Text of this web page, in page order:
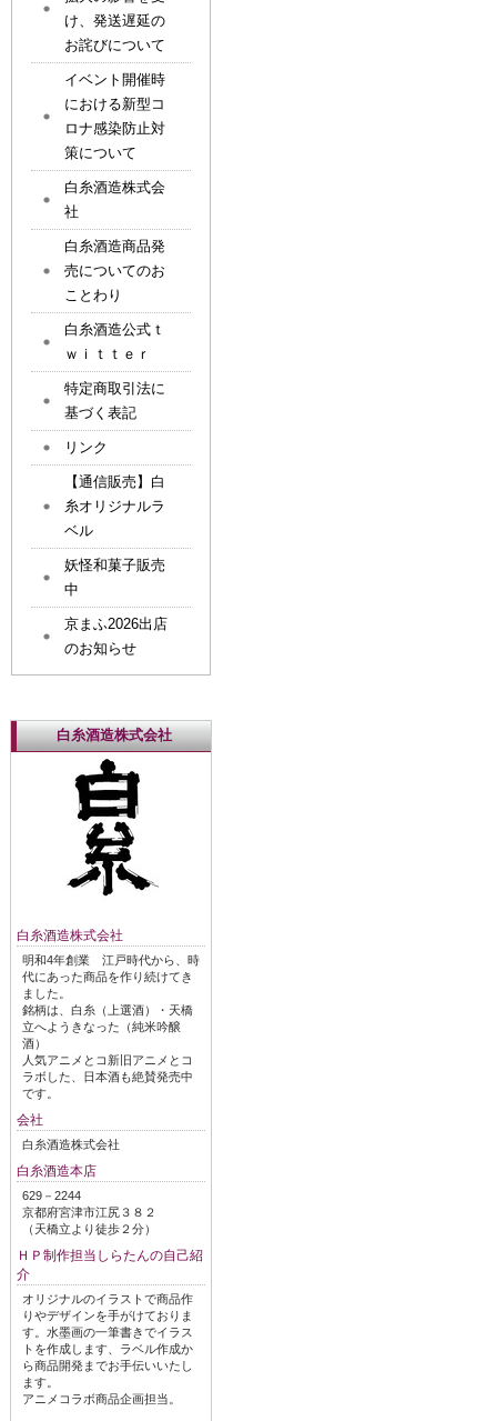
け、発送遅延の
お詫びについて
イベント開催時
における新型コ
ロナ感染防止対
策について
白糸酒造株式会
社
白糸酒造商品発
売についてのお
ことわり
白糸酒造公式ｔ
ｗｉｔｔｅｒ
特定商取引法に
基づく表記
リンク
【通信販売】白
糸オリジナルラ
ベル
妖怪和菓子販売
中
京まふ2026出店
のお知らせ
白糸酒造株式会社
白糸酒造株式会社
明和4年創業 江戸時代から、時
代にあった商品を作り続けてき
ました。
銘柄は、白糸（上選酒）・天橋
立へようきなった（純米吟醸
酒）
人気アニメとコ新旧アニメとコ
ラボした、日本酒も絶賛発売中
です。
会社
白糸酒造株式会社
白糸酒造本店
629－2244
京都府宮津市江尻３８２
（天橋立より徒歩２分）
ＨＰ制作担当しらたんの自己紹
介
オリジナルのイラストで商品作
りやデザインを手がけておりま
す。水墨画の一筆書きでイラス
トを作成します、ラベル作成か
ら商品開発までお手伝いいたし
ます。
アニメコラボ商品企画担当。